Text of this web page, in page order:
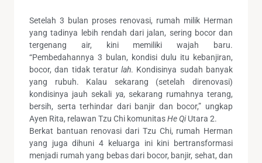
Setelah 3 bulan proses renovasi, rumah milik Herman
yang tadinya lebih rendah dari jalan, sering bocor dan
tergenang air, kini memiliki wajah baru.
“Pembedahannya 3 bulan, kondisi dulu itu kebanjiran,
bocor, dan tidak teraturlah. Kondisinya sudah banyak
yang rubuh. Kalau sekarang (setelah direnovasi)
kondisinya jauh sekali ya, sekarang rumahnya terang,
bersih, serta terhindar dari banjir dan bocor,” ungkap
Ayen Rita, relawan Tzu Chi komunitasHe QiUtara 2.
Berkat bantuan renovasi dari Tzu Chi, rumah Herman
yang juga dihuni 4 keluarga ini kini bertransformasi
menjadi rumah yang bebas dari bocor, banjir, sehat, dan